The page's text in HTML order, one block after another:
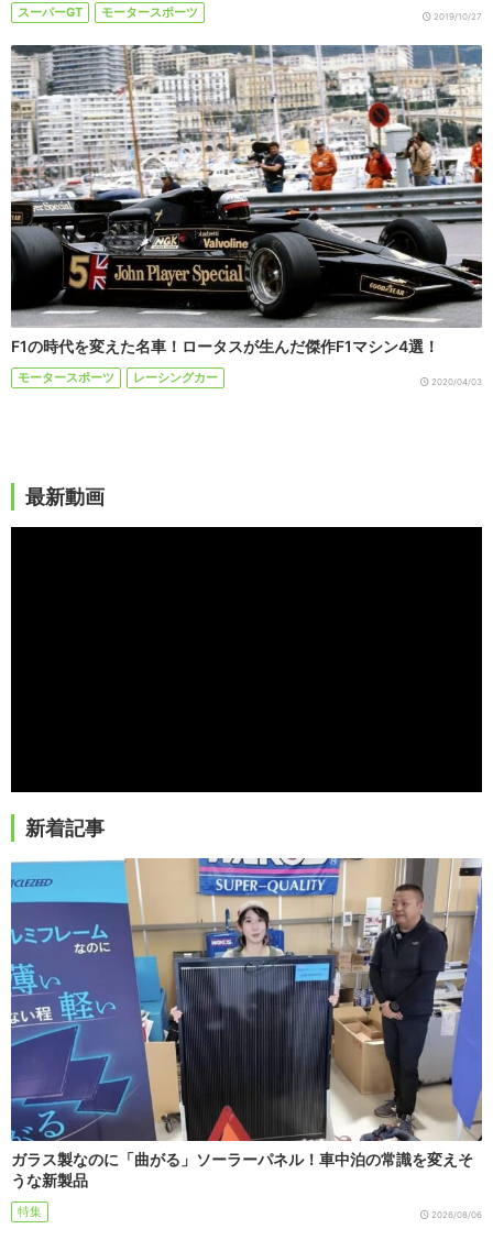
スーパーGT モータースポーツ 2019/10/27
F1の時代を変えた名車！ロータスが生んだ傑作F1マシン4選！
モータースポーツ レーシングカー 2020/04/03
最新動画
新着記事
ガラス製なのに「曲がる」ソーラーパネル！車中泊の常識を変えそ
うな新製品
特集 2026/08/06